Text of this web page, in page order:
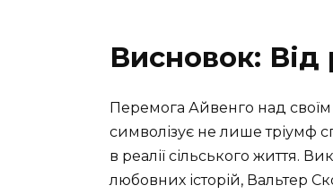
Висновок: Від
Перемога Айвенго над
символізує не лише тріумф
в реалії сільського життя.
любовних історій, Вальтер